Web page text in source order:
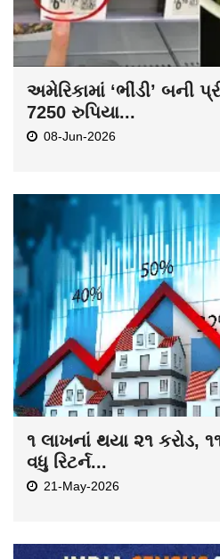
અમેરિકામાં ‘ભીંડી’ બની
7250 રુપિયા...
08-Jun-2026
૧ લાખનાં થયા ૨૧ કરોડ,
વધુ રિટર્ન...
21-May-2026